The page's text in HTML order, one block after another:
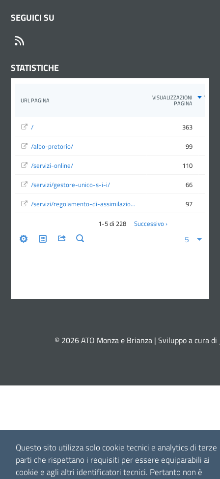
Questo sito utilizza solo cookie tecnici e analytics di terze
parti che rispettano i requisiti per essere equiparabili ai
cookie e agli altri identificatori tecnici. Pertanto non è
SEGUICI SU
STATISTICHE
© 2026 ATO Monza e Brianza | Sviluppo a cura di